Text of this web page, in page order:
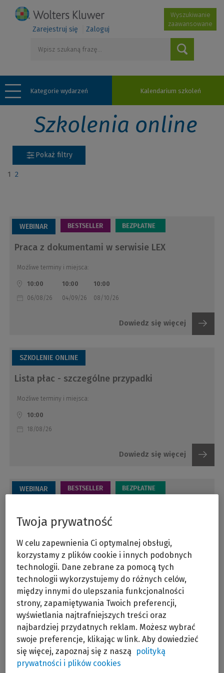
Zarejestruj się Zaloguj
Wyszukiwanie
zaawansowane
Kategorie wydarzeń Kalendarium szkoleń
Szkolenia online
Pokaż filtry
1 2
WEBINAR
Praca z dokumentami w serwisie LEX
Możliwe terminy i miejsca:
10:00
06/08/26
10:00
04/09/26
10:00
08/10/26
Dowiedz się więcej
SZKOLENIE ONLINE
Lista płac - szczególne przypadki
Możliwe terminy i miejsca:
10:00
18/08/26
Dowiedz się więcej
WEBINAR
Możliwe terminy i miejsca:
10:00
02/09/26
10:00
05/10/26
10:00
Dowiedz się więcej
WEBINAR
Wyszukiwanie w serwisie LEX
Możliwe terminy i miejsca:
Twoja prywatność
W celu zapewnienia Ci optymalnej obsługi,
korzystamy z plików cookie i innych podobnych
technologii. Dane zebrane za pomocą tych
technologii wykorzystujemy do różnych celów,
między innymi do ulepszania funkcjonalności
strony, zapamiętywania Twoich preferencji,
wyświetlania najtrafniejszych treści oraz
najbardziej przydatnych reklam. Możesz wybrać
swoje preferencje, klikając w link. Aby dowiedzieć
się więcej, zapoznaj się z naszą
polityką
prywatności i plików cookies